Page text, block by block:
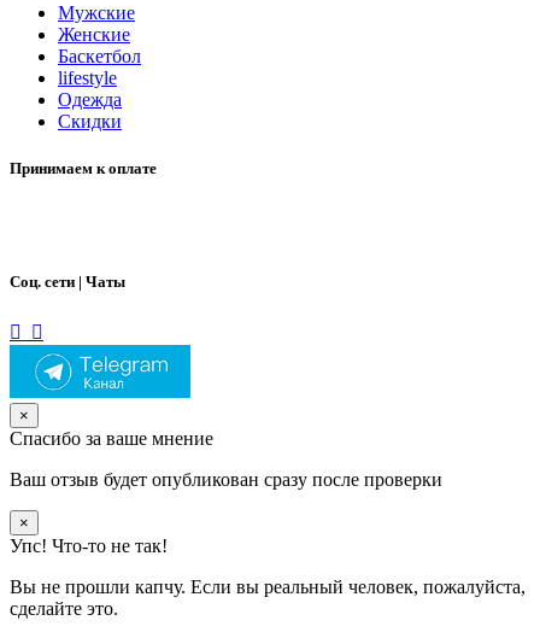
Мужские
Женские
Баскетбол
lifestyle
Одежда
Скидки
Принимаем к оплате
Соц. сети | Чаты
×
Спасибо за ваше мнение
Ваш отзыв будет опубликован сразу после проверки
×
Упс! Что-то не так!
Вы не прошли капчу. Если вы реальный человек, пожалуйста,
сделайте это.